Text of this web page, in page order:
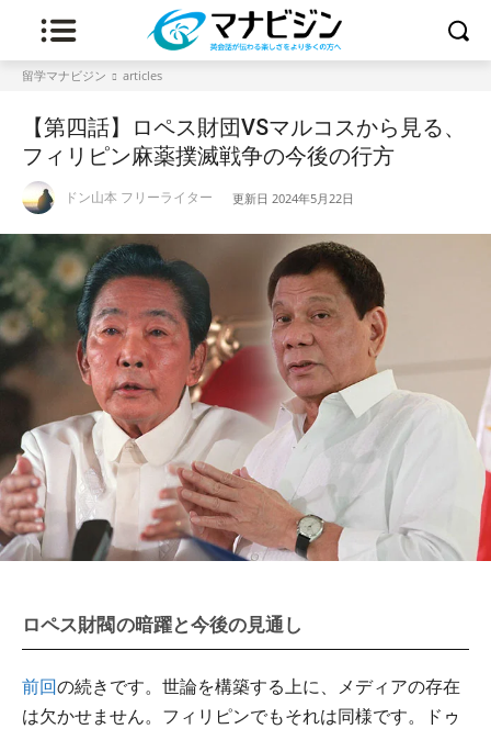
留学マナビジン articles
【第四話】ロペス財団VSマルコスから見る、
フィリピン麻薬撲滅戦争の今後の行方
ドン山本 フリーライター 更新日 2024年5月22日
ロペス財閥の暗躍と今後の見通し
前回の続きです。世論を構築する上に、メディアの存在
は欠かせません。フィリピンでもそれは同様です。ドゥ